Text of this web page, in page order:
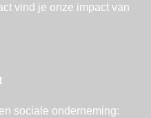
sociale onderneming: